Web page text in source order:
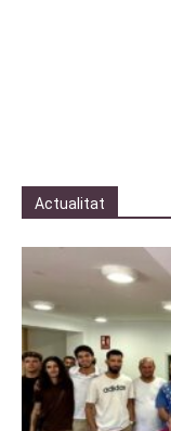
Actualitat